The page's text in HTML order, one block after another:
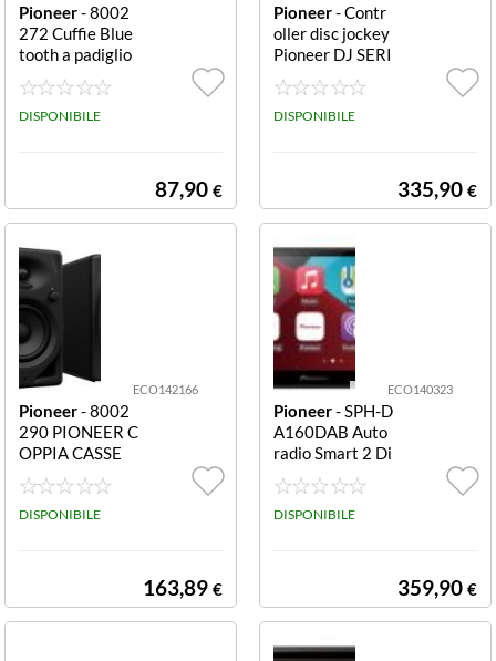
Pioneer- 8002
272 Cuffie Blue
tooth a padiglio
ne PIONEER CU
FFIA DJ HDJ-C
UE1BT-K BLUE
NTRAC
DISPONIBILE
87,90 €
Pioneer- Contr
oller disc jockey
Pioneer DJ SERI
ES Ddj Flx4 Blac
k Ddj Flx4
DISPONIBILE
335,90 €
ECO142166
Pioneer- 8002
290 PIONEER C
OPPIA CASSE
MONITOR DM-
40DPIONEER D
J DM-40D CASS
DISPONIBILE
163,89 €
ECO140323
Pioneer- SPH-D
A160DAB Auto
radio Smart 2 Di
n PIONEER MO
NITOR SPH-DA
160DABTOUC
DISPONIBILE
359,90 €